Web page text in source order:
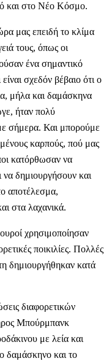
και στο Νέο Κόσμο.
μας επειδή το κλίμα
τους, όπως οι
ένα σημαντικό
σχεδόν βέβαιο ότι ο
μήλα και δαμάσκηνα
ήταν πολύ
σήμερα. Και μπορούμε
καρπούς, πού μας
κατόρθωσαν να
δημιουργήσουν και
αποτέλεσμα,
στα λαχανικά.
χρησιμοποίησαν
ποικιλίες. Πολλές
δημιουργήθηκαν κατά
διαφορετικών
Μπούρμπανκ
με λεία και
δαμάσκηνο και το